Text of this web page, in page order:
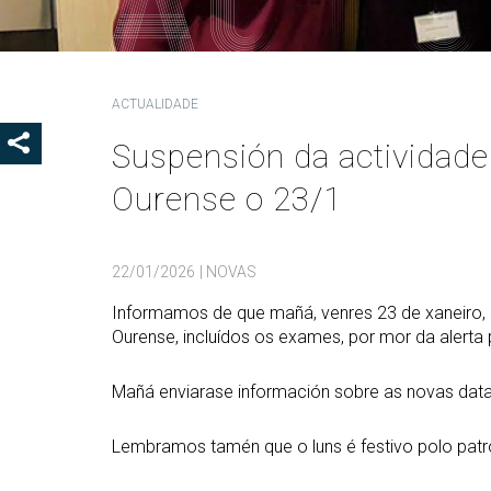
ACTUALIDADE
Suspensión da
Ourense o 23/1
22/01/2026 | NOVAS
Informamos de que mañá, venres 23 de
Ourense, incluídos os exames, por mor da alerta
Mañá enviarase información sobre as novas
Lembramos tamén que o luns é festivo polo
MOSTRAR OS BOTÓNS DE COMPARTIR